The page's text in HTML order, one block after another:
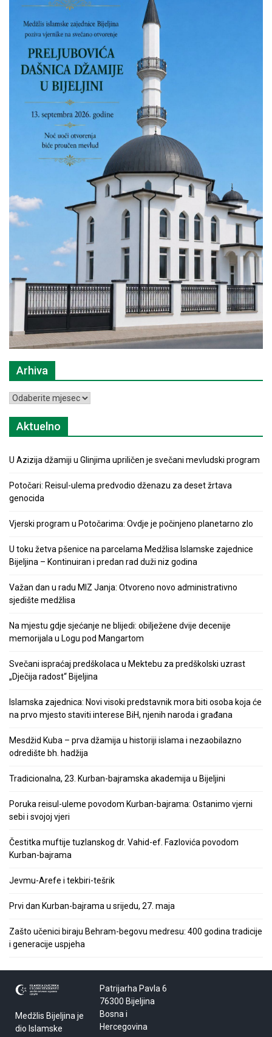
Arhiva
Arhiva
Aktuelno
U Azizija džamiji u Glinjima upriličen je svečani mevludski program
Potočari: Reisul-ulema predvodio dženazu za deset žrtava
genocida
Vjerski program u Potočarima: Ovdje je počinjeno planetarno zlo
U toku žetva pšenice na parcelama Medžlisa Islamske zajednice
Bijeljina – Kontinuiran i predan rad duži niz godina
Važan dan u radu MIZ Janja: Otvoreno novo administrativno
sjedište medžlisa
Na mjestu gdje sjećanje ne blijedi: obilježene dvije decenije
memorijala u Logu pod Mangartom
Svečani ispraćaj predškolaca u Mektebu za predškolski uzrast
„Dječija radost“ Bijeljina
Islamska zajednica: Novi visoki predstavnik mora biti osoba koja će
na prvo mjesto staviti interese BiH, njenih naroda i građana
Mesdžid Kuba – prva džamija u historiji islama i nezaobilazno
odredište bh. hadžija
Tradicionalna, 23. Kurban-bajramska akademija u Bijeljini
Poruka reisul-uleme povodom Kurban-bajrama: Ostanimo vjerni
sebi i svojoj vjeri
Čestitka muftije tuzlanskog dr. Vahid-ef. Fazlovića povodom
Kurban-bajrama
Jevmu-Arefe i tekbiri-tešrik
Prvi dan Kurban-bajrama u srijedu, 27. maja
Zašto učenici biraju Behram-begovu medresu: 400 godina tradicije
i generacije uspjeha
Medžlis Bijeljina je
dio Islamske
Patrijarha Pavla 6
76300 Bijeljina
Bosna i
Hercegovina